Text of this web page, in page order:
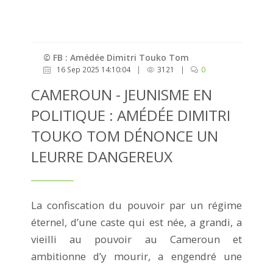
© FB : Amédée Dimitri Touko Tom
16 Sep 2025 14:10:04 | 3121 | 0
CAMEROUN - JEUNISME EN
POLITIQUE : AMÉDÉE DIMITRI
TOUKO TOM DÉNONCE UN
LEURRE DANGEREUX
La confiscation du pouvoir par un régime
éternel, d’une caste qui est née, a grandi, a
vieilli au pouvoir au Cameroun et
ambitionne d’y mourir, a engendré une